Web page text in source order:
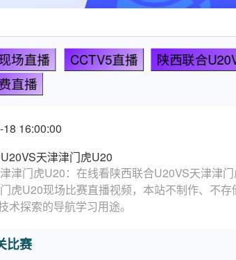
场直播 CCTV5直播
陕西联合
直播
16:00:00
天津津门虎U20
津门虎U20：在线看陕西联合U20VS天津津
虎U20现场比赛直播视频，本站不制作、不
术探索的导航学习用途。
比赛